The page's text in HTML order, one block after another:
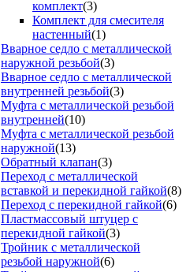
комплект(3)
Комплект для смесителя
настенный(1)
Вварное седло с металлической
наружной резьбой(3)
Вварное седло с металлической
внутренней резьбой(3)
Муфта с металлической резьбой
внутренней(10)
Муфта с металлической резьбой
наружной(13)
Обратный клапан(3)
Переход с металлической
вставкой и перекидной гайкой(8)
Переход с перекидной гайкой(6)
Пластмассовый штуцер с
перекидной гайкой(3)
Тройник с металлической
резьбой наружной(6)